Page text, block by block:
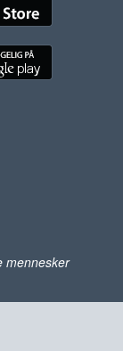
mennesker